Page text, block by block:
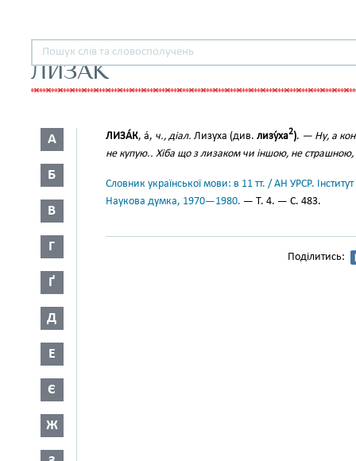
ЛИЗАК
А
Б
В
Г
Ґ
Д
Е
Є
Ж
ЛИЗА́К, а́, ч., діал. Лизуха (див. лизу́ха2). — Ну, а
не купую.. Хіба що з лизаком чи іншою, не
Словник української мови: в 11 тт. / АН УРСР.
Наукова думка, 1970—1980. — Т. 4. — С. 483.
Поділитись: